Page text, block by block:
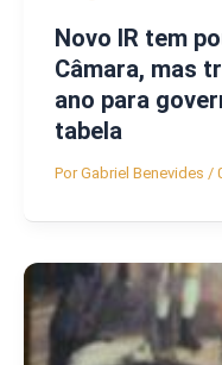
Novo IR tem
Câmara, mas
ano para
tabela
PorGabriel Benevides /